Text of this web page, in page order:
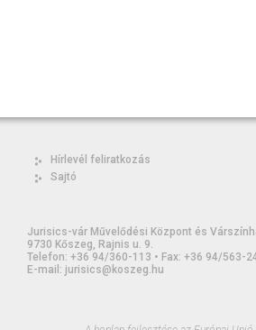
Hírlevél feliratkozás
Sajtó
Jurisics-vár Művelődési Központ és
9730 Kőszeg, Rajnis u. 9.
Telefon: +36 94/360-113 • Fax: +36 94/563-
E-mail: jurisics@koszeg.hu